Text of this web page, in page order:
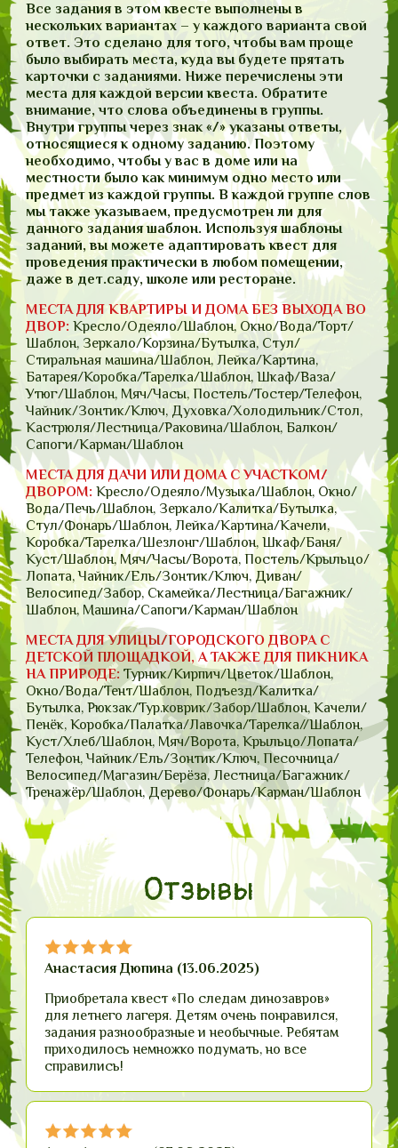
Все задания в этом квесте выполнены в
нескольких вариантах – у каждого варианта свой
ответ. Это сделано для того, чтобы вам проще
было выбирать места, куда вы будете прятать
карточки с заданиями. Ниже перечислены эти
места для каждой версии квеста. Обратите
внимание, что слова объединены в группы.
Внутри группы через знак «/» указаны ответы,
относящиеся к одному заданию. Поэтому
необходимо, чтобы у вас в доме или на
местности было как минимум одно место или
предмет из каждой группы. В каждой группе слов
мы также указываем, предусмотрен ли для
данного задания шаблон. Используя шаблоны
заданий, вы можете адаптировать квест для
проведения практически в любом помещении,
даже в дет.саду, школе или ресторане.
МЕСТА ДЛЯ КВАРТИРЫ И ДОМА БЕЗ ВЫХОДА ВО
ДВОР: Кресло/Одеяло/Шаблон, Окно/Вода/Торт/
Шаблон, Зеркало/Корзина/Бутылка, Стул/
Стиральная машина/Шаблон, Лейка/Картина,
Батарея/Коробка/Тарелка/Шаблон, Шкаф/Ваза/
Утюг/Шаблон, Мяч/Часы, Постель/Тостер/Телефон,
Чайник/Зонтик/Ключ, Духовка/Холодильник/Стол,
Кастрюля/Лестница/Раковина/Шаблон, Балкон/
Сапоги/Карман/Шаблон
МЕСТА ДЛЯ ДАЧИ ИЛИ ДОМА С УЧАСТКОМ/
ДВОРОМ: Кресло/Одеяло/Музыка/Шаблон, Окно/
Вода/Печь/Шаблон, Зеркало/Калитка/Бутылка,
Стул/Фонарь/Шаблон, Лейка/Картина/Качели,
Коробка/Тарелка/Шезлонг/Шаблон, Шкаф/Баня/
Куст/Шаблон, Мяч/Часы/Ворота, Постель/Крыльцо/
Лопата, Чайник/Ель/Зонтик/Ключ, Диван/
Велосипед/Забор, Скамейка/Лестница/Багажник/
Шаблон, Машина/Сапоги/Карман/Шаблон
МЕСТА ДЛЯ УЛИЦЫ/ГОРОДСКОГО ДВОРА С
ДЕТСКОЙ ПЛОЩАДКОЙ, А ТАКЖЕ ДЛЯ ПИКНИКА
НА ПРИРОДЕ: Турник/Кирпич/Цветок/Шаблон,
Окно/Вода/Тент/Шаблон, Подъезд/Калитка/
Бутылка, Рюкзак/Тур.коврик/Забор/Шаблон, Качели/
Пенёк, Коробка/Палатка/Лавочка/Тарелка//Шаблон,
Куст/Хлеб/Шаблон, Мяч/Ворота, Крыльцо/Лопата/
Телефон, Чайник/Ель/Зонтик/Ключ, Песочница/
Велосипед/Магазин/Берёза, Лестница/Багажник/
Тренажёр/Шаблон, Дерево/Фонарь/Карман/Шаблон
Отзывы
Анастасия Дюпина (13.06.2025)
Приобретала квест «По следам динозавров»
для летнего лагеря. Детям очень понравился,
задания разнообразные и необычные. Ребятам
приходилось немножко подумать, но все
справились!